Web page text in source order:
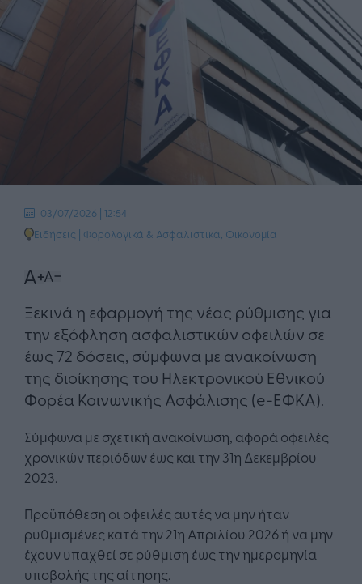
03/07/2026 | 12:54
Ειδήσεις | Φορολογικά & Ασφαλιστικά Οικονομία
Ξεκινά η εφαρμογή της νέας ρύθμισης για
την εξόφληση ασφαλιστικών οφειλών σε
έως 72 δόσεις, σύμφωνα με ανακοίνωση
της διοίκησης του Ηλεκτρονικού Εθνικού
Φορέα Κοινωνικής Ασφάλισης (e-ΕΦΚΑ).
Σύμφωνα με σχετική ανακοίνωση, αφορά οφειλές
χρονικών περιόδων έως και την 31η Δεκεμβρίου
2023.
Προϋπόθεση οι οφειλές αυτές να μην ήταν
ρυθμισμένες κατά την 21η Απριλίου 2026 ή να μην
έχουν υπαχθεί σε ρύθμιση έως την ημερομηνία
υποβολής της αίτησης.